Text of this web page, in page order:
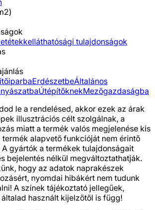
láthatósági tulajdonságok
ErdészetbeÁltalános
ÚtépítőknekMezőgazdaságba
le a rendelésed, akkor ezek az árak
illusztrációs célt szolgálnak, a
miatt a termék valós megjelenése kis
alapvető funkcióját nem érintő
gyártók a termékek tulajdonságait
bejelentés nélkül megváltoztathatják.
hogy az adatok naprakészek
nyomdai hibákért nem tudunk
A színek tájékoztató jellegűek,
használt kijelzőtől is függ!